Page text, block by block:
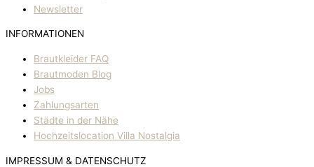
Newsletter
INFORMATIONEN
Brautkleider FAQ
Brautmoden Blog
Jobs
Zahlungsarten
Städte in der Nähe
Hochzeitslocation Villa Nostalgia
IMPRESSUM & DATENSCHUTZ